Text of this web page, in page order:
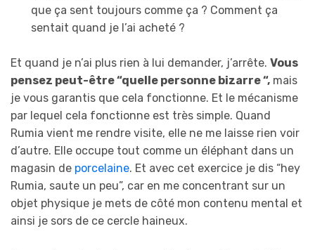
que ça sent toujours comme ça ? Comment ça
sentait quand je l’ai acheté ?
Et quand je n’ai plus rien à lui demander, j’arrête. Vous
pensez peut-être “quelle personne bizarre “, mais
je vous garantis que cela fonctionne. Et le mécanisme
par lequel cela fonctionne est très simple. Quand
Rumia vient me rendre visite, elle ne me laisse rien voir
d’autre. Elle occupe tout comme un éléphant dans un
magasin de porcelaine. Et avec cet exercice je dis “hey
Rumia, saute un peu”, car en me concentrant sur un
objet physique je mets de côté mon contenu mental et
ainsi je sors de ce cercle haineux.